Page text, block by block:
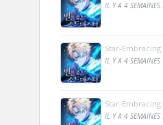
IL Y A 4 SEMAINES
Star-
IL Y A 4 SEMAINES
Star-
IL Y A 4 SEMAINES